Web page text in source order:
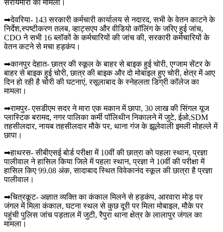
सरायमीरा का मामला।
➡देवरिया- 143 सरकारी कर्मचारी कार्यालय से नदारद, सभी के वेतन काटने के
निर्देश,स्पष्टीकरण तलब, व्हाट्सएप और वीडियो कॉलिंग के जरिए हुई जांच,
CDO ने सभी 16 ब्लॉकों के कर्मचारियों की जांच की, सरकारी कर्मचारियों के
वेतन कटने से मचा हड़कंप।
➡कानपुर देहात- छात्र की स्कूल के बाहर से बाइक हुई चोरी, एग्जाम सेंटर के
बाहर से बाइक हुई चोरी, छात्र की बाइक और दो मोबाइल हुए चोरी, क्षेत्र में आए
दिन हो रही है चोरी की घटनाएं, रसूलाबाद के स्नेहलता डिग्री कॉलेज का
मामला।
➡रामपुर- एसडीएम सदर ने मारा एक मकान में छापा, 30 लाख की सिंगल यूज
प्लास्टिक बरामद, नगर पालिका कर्मी पॉलिथीन निकालने में जुटे, ईओ,SDM
तहसीलदार, नायब तहसीलदार मौके पर, थाना गंज के झूलेवाली इमली मोहल्ले में
छापा।
➡हाथरस- सीबीएसई बोर्ड परीक्षा में 10वीं की छात्रा को पहला स्थान, प्रज्ञा
पालीवाल ने हासिल किया जिले में पहला स्थान, प्रज्ञा ने 10वीं की परीक्षा में
हासिल किए 99.08 अंक, सादाबाद स्थित विवेकानंद स्कूल की छात्रा है प्रज्ञा
पालीवाल।
➡चित्रकूट- अज्ञात व्यक्ति का कंकाल मिलने से हड़कंप, आरवारा मोड़ पर
जंगल में मिला कंकाल, घटना स्थल से कुछ दूरी पर मिला मोबाइल, मौके पर
पहुंची पुलिस जांच पड़ताल में जुटी, रैपुरा थाना क्षेत्र के लालापुर जंगल का
मामला।